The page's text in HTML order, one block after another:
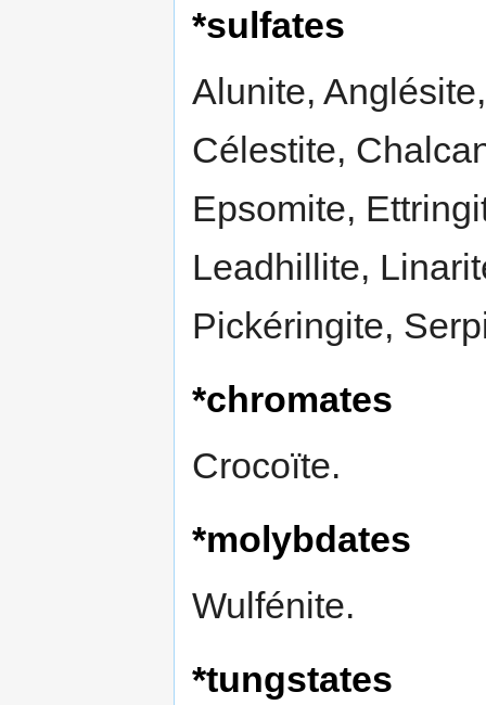
*sulfates
Alunite,
Célestite,
Epsomite,
Leadhillite,
Pickéringite,
*chromates
Crocoïte.
*molybdates
Wulfénite.
*tungstates